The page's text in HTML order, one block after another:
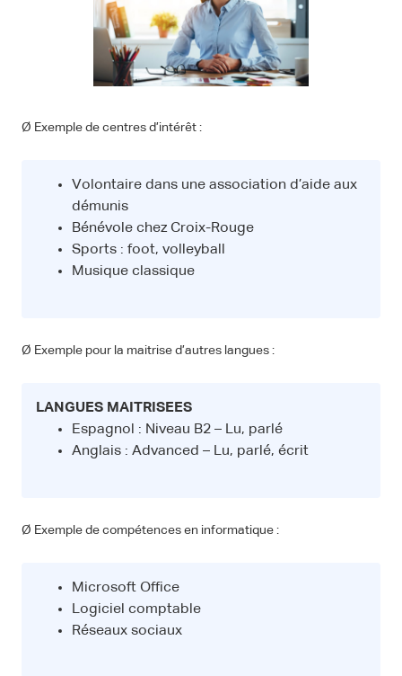
Ø Exemple de centres d’intérêt :
Volontaire dans une association d’aide aux
démunis
Bénévole chez Croix-Rouge
Sports : foot, volleyball
Musique classique
Ø Exemple pour la maitrise d’autres langues :
LANGUES MAITRISEES
Espagnol : Niveau B2 – Lu, parlé
Anglais : Advanced – Lu, parlé, écrit
Ø Exemple de compétences en informatique :
Microsoft Office
Logiciel comptable
Réseaux sociaux